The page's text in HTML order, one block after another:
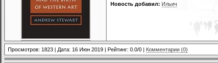
Новость добавил: Ильич
Просмотров: 1823 | Дата: 16 Июн 2019 | Рейтинг: 0.0/0 | Комментарии (0)